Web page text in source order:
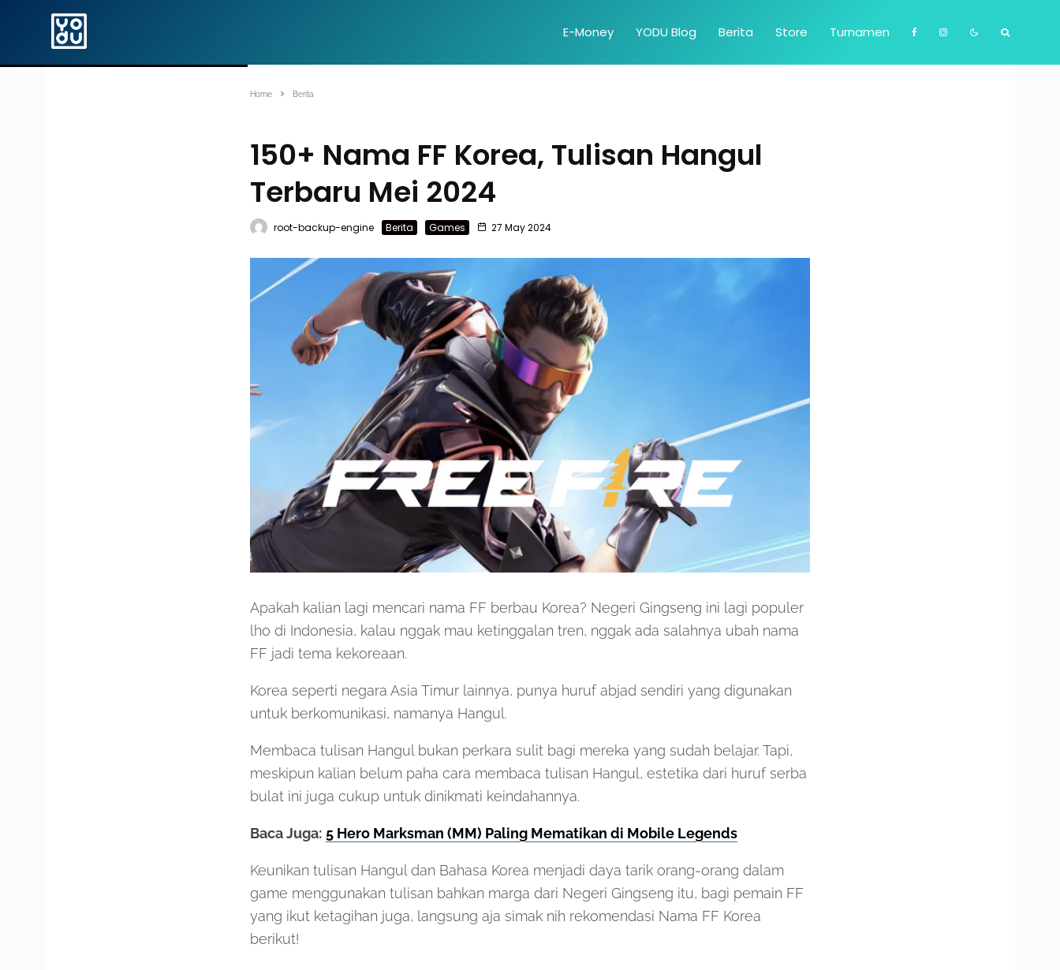
E-Money YODU Blog Berita Store Turnamen
Home Berita
150+ Nama FF Korea, Tulisan Hangul
Terbaru Mei 2024
root-backup-engine Berita Games 27 May 2024
Apakah kalian lagi mencari nama FF berbau Korea? Negeri Gingseng ini lagi populer
lho di Indonesia, kalau nggak mau ketinggalan tren, nggak ada salahnya ubah nama
FF jadi tema kekoreaan.
Korea seperti negara Asia Timur lainnya, punya huruf abjad sendiri yang digunakan
untuk berkomunikasi, namanya Hangul.
Membaca tulisan Hangul bukan perkara sulit bagi mereka yang sudah belajar. Tapi,
meskipun kalian belum paha cara membaca tulisan Hangul, estetika dari huruf serba
bulat ini juga cukup untuk dinikmati keindahannya.
Baca Juga: 5 Hero Marksman (MM) Paling Mematikan di Mobile Legends
Keunikan tulisan Hangul dan Bahasa Korea menjadi daya tarik orang-orang dalam
game menggunakan tulisan bahkan marga dari Negeri Gingseng itu, bagi pemain FF
yang ikut ketagihan juga, langsung aja simak nih rekomendasi Nama FF Korea
berikut!